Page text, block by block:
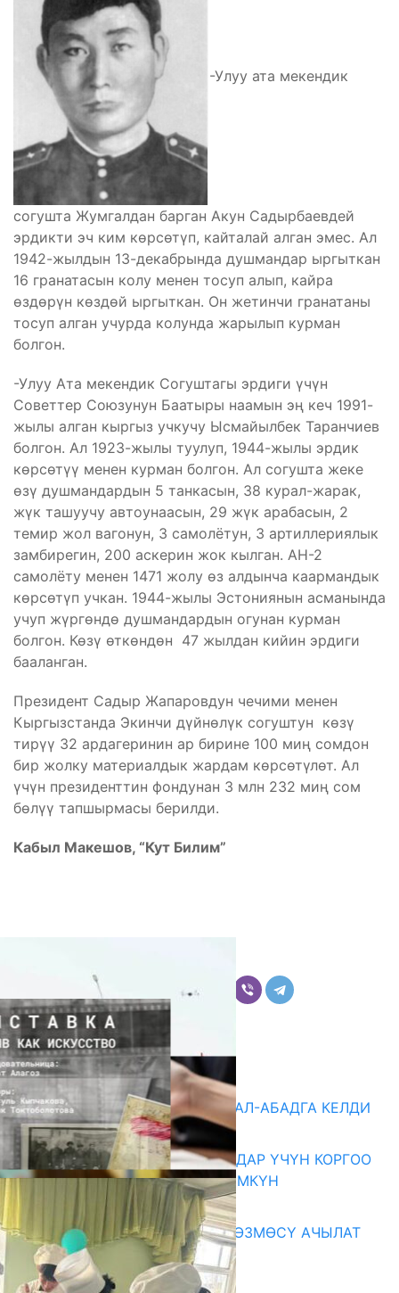
-Улуу ата мекендик
согушта Жумгалдан барган Акун Садырбаевдей
эрдикти эч ким көрсөтүп, кайталай алган эмес. Ал
1942-жылдын 13-декабрында душмандар ыргыткан
16 гранатасын колу менен тосуп алып, кайра
өздөрүн көздөй ыргыткан. Он жетинчи гранатаны
тосуп алган учурда колунда жарылып курман
болгон.
-Улуу Ата мекендик Согуштагы эрдиги үчүн
Советтер Союзунун Баатыры наамын эң кеч 1991-
жылы алган кыргыз учкучу Ысмайылбек Таранчиев
болгон. Ал 1923-жылы туулуп, 1944-жылы эрдик
көрсөтүү менен курман болгон. Ал согушта жеке
өзү душмандардын 5 танкасын, 38 курал-жарак,
жүк ташуучу автоунаасын, 29 жүк арабасын, 2
темир жол вагонун, 3 самолётун, 3 артиллериялык
замбирегин, 200 аскерин жок кылган. АН-2
самолёту менен 1471 жолу өз алдынча каармандык
көрсөтүп учкан. 1944-жылы Эстониянын асманында
учуп жүргөндө душмандардын огунан курман
болгон. Көзү өткөндөн 47 жылдан кийин эрдиги
бааланган.
Президент Садыр Жапаровдун чечими менен
Кыргызстанда Экинчи дүйнөлүк согуштун көзү
тирүү 32 ардагеринин ар бирине 100 миң сомдон
бир жолку материалдык жардам көрсөтүлөт. Ал
үчүн президенттин фондунан 3 млн 232 миң сом
бөлүү тапшырмасы берилди.
Кабыл Макешов, “Кут Билим”
Комментарийлер
Акыркы жаңылыктар
«БИРИМДИК КЕРБЕНИ» ЖАЛАЛ-АБАДГА КЕЛДИ
07.08.2026
КОРРУПЦИЯНЫ КАБАРЛАГАНДАР ҮЧҮН КОРГОО
ЧАРАЛАРЫ КҮЧӨТҮЛҮШҮ МҮМКҮН
«АРХИВ – ИСКУССТВО» КӨРГӨЗМӨСҮ АЧЫЛАТ
07.08.2026
Абитуриент